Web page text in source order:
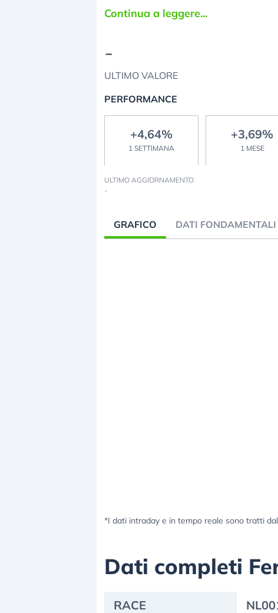
Continua a leggere...
-
ULTIMO VALORE
PERFORMANCE
+4,64%
1 SETTIMANA
+3,69%
1 MESE
ULTIMO AGGIORNAMENTO
-
GRAFICO DATI FONDAMENTALI
*I dati intraday e in tempo reale sono tratti
Dati completi
RACE